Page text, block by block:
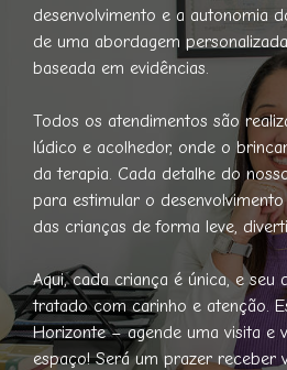
desenvolvimento e a autonomia
de uma abordagem
baseada em evidências.
Todos os atendimentos são
lúdico e acolhedor, onde o
da terapia. Cada detalhe do
para estimular o
das crianças de forma leve,
Aqui, cada criança é única, e seu
tratado com carinho e atenção.
Horizonte – agende uma visita e
espaço! Será um prazer receber